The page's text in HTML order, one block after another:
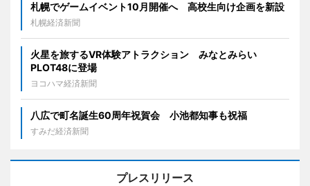
札幌でゲームイベント10月開催へ 高校生向け企画を新設
札幌経済新聞
火星を旅するVR体験アトラクション みなとみらい
PLOT48に登場
ヨコハマ経済新聞
八広で町名誕生60周年祝賀会 小池都知事も祝福
すみだ経済新聞
プレスリリース